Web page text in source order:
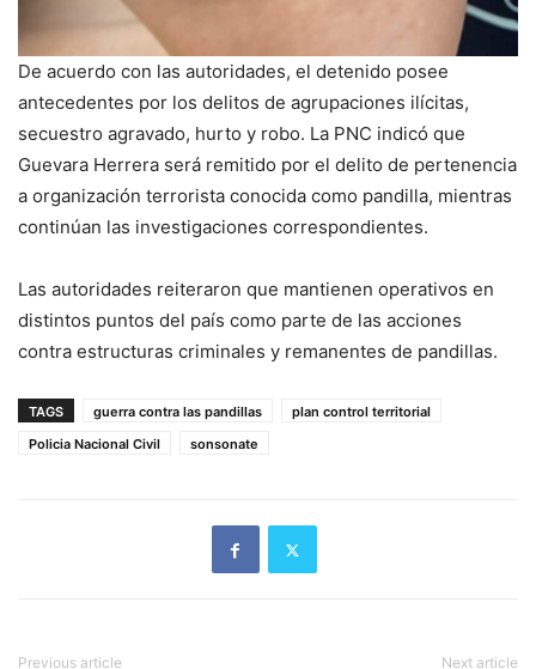
De acuerdo con las autoridades, el detenido posee
antecedentes por los delitos de agrupaciones ilícitas,
secuestro agravado, hurto y robo. La PNC indicó que
Guevara Herrera será remitido por el delito de pertenencia
a organización terrorista conocida como pandilla, mientras
continúan las investigaciones correspondientes.
Las autoridades reiteraron que mantienen operativos en
distintos puntos del país como parte de las acciones
contra estructuras criminales y remanentes de pandillas.
TAGS guerra contra las pandillas
plan control territorial
Policia Nacional Civil
sonsonate
Previous article Next article